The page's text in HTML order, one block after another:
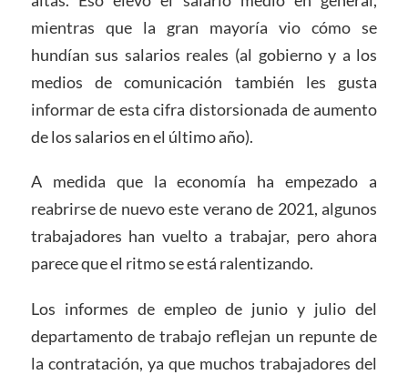
mientras que la gran mayoría vio cómo se
hundían sus salarios reales (al gobierno y a los
medios de comunicación también les gusta
informar de esta cifra distorsionada de aumento
de los salarios en el último año).
A medida que la economía ha empezado a
reabrirse de nuevo este verano de 2021, algunos
trabajadores han vuelto a trabajar, pero ahora
parece que el ritmo se está ralentizando.
Los informes de empleo de junio y julio del
departamento de trabajo reflejan un repunte de
la contratación, ya que muchos trabajadores del